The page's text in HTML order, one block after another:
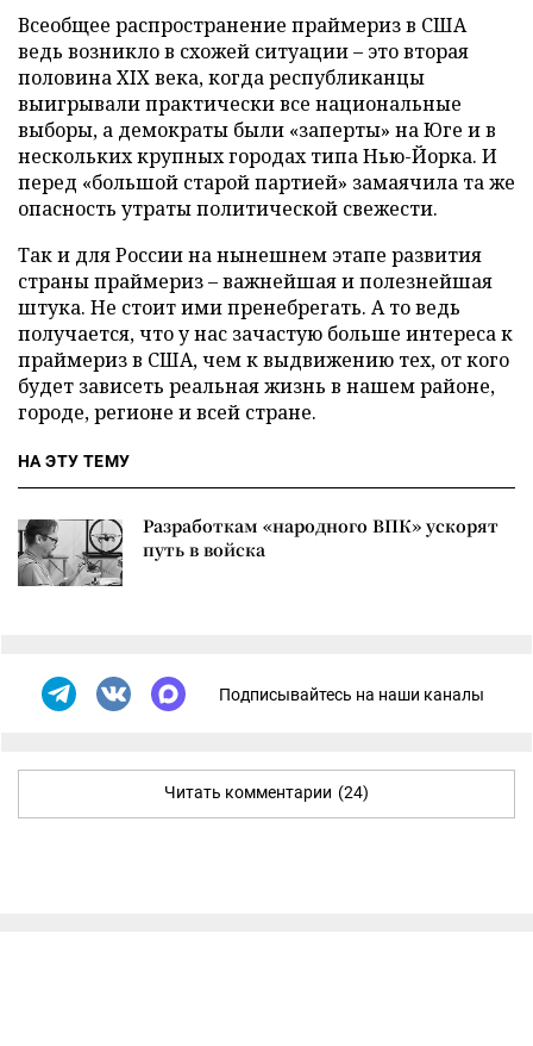
Всеобщее распространение праймериз в США
ведь возникло в схожей ситуации – это вторая
половина XIX века, когда республиканцы
выигрывали практически все национальные
выборы, а демократы были «заперты» на Юге и в
нескольких крупных городах типа Нью-Йорка. И
перед «большой старой партией» замаячила та же
опасность утраты политической свежести.
Так и для России на нынешнем этапе развития
страны праймериз – важнейшая и полезнейшая
штука. Не стоит ими пренебрегать. А то ведь
получается, что у нас зачастую больше интереса к
праймериз в США, чем к выдвижению тех, от кого
будет зависеть реальная жизнь в нашем районе,
городе, регионе и всей стране.
НА ЭТУ ТЕМУ
Разработкам «народного ВПК» ускорят
путь в войска
Подписывайтесь на наши каналы
Читать комментарии (24)